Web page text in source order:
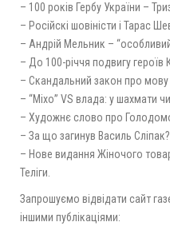
– 100 років Гербу України –
– Російскі шовіністи і Тарас
– Андрій Мельник – “особливий
– До 100-річчя подвигу героїв
– Скандальний закон про
– “Міхо” VS влада: у шахмати
– Художнє слово про
– За що загинув Василь Сліпак?
– Нове видання Жіночого
Теліги.
Запрошуємо відвідати сайт
іншими публікаціями: